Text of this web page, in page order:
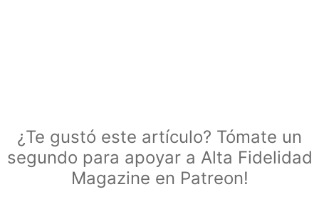
¿Te gustó este artículo? Tómate un
segundo para apoyar a Alta Fidelidad
Magazine en Patreon!